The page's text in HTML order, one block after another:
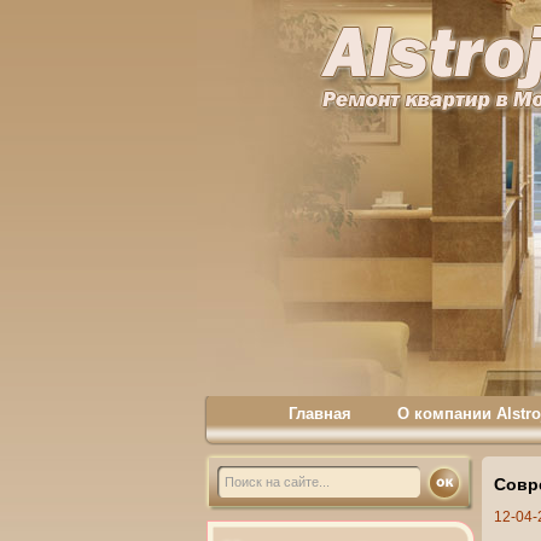
О компании
Главная
12-